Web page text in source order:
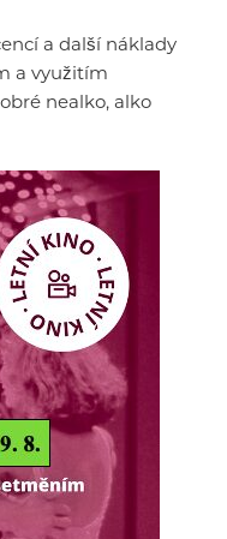
a další náklady
a využitím
nealko, alko